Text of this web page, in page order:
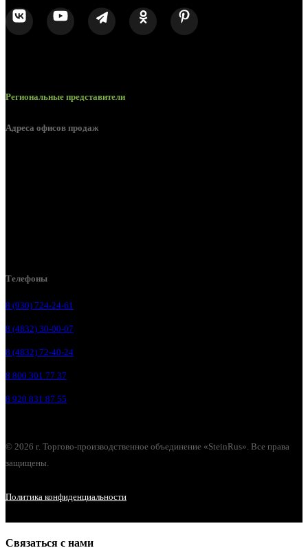
Региональные представители
Адреса офисов продаж
Телефоны
8 (930) 724-24-61
8 (4832) 30-00-07
8 (4832) 72-40-24
8 800 301 77 37
8 920 831 87 55
© 2026 г. Торгово-производственное объединение «SteinRus». Все права
защищены.
Политика конфиденциальности
Связаться с нами